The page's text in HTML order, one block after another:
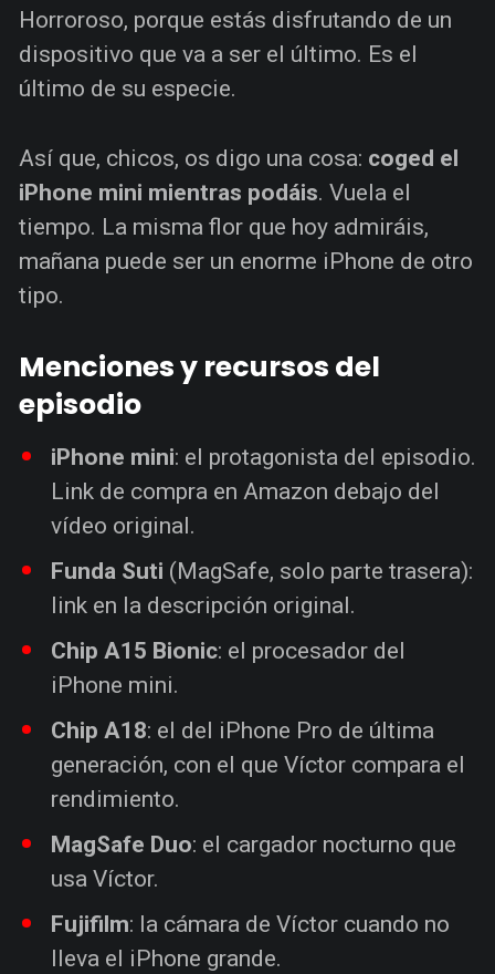
Horroroso, porque estás disfrutando de un
dispositivo que va a ser el último. Es el
último de su especie.
Así que, chicos, os digo una cosa: coged el
iPhone mini mientras podáis. Vuela el
tiempo. La misma flor que hoy admiráis,
mañana puede ser un enorme iPhone de otro
tipo.
Menciones y recursos del
episodio
iPhone mini: el protagonista del episodio.
Link de compra en Amazon debajo del
vídeo original.
Funda Suti (MagSafe, solo parte trasera):
link en la descripción original.
Chip A15 Bionic: el procesador del
iPhone mini.
Chip A18: el del iPhone Pro de última
generación, con el que Víctor compara el
rendimiento.
MagSafe Duo: el cargador nocturno que
usa Víctor.
Fujifilm: la cámara de Víctor cuando no
lleva el iPhone grande.